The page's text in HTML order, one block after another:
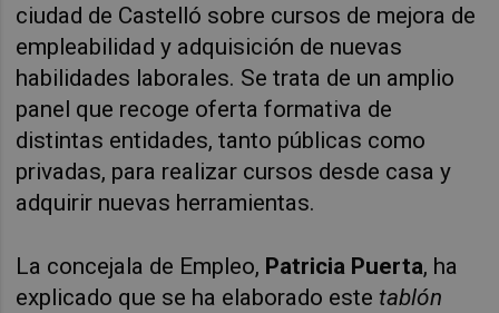
ciudad de Castelló sobre cursos de mejora de
empleabilidad y adquisición de nuevas
habilidades laborales. Se trata de un amplio
panel que recoge oferta formativa de
distintas entidades, tanto públicas como
privadas, para realizar cursos desde casa y
adquirir nuevas herramientas.
La concejala de Empleo, Patricia Puerta, ha
explicado que se ha elaborado este tablón